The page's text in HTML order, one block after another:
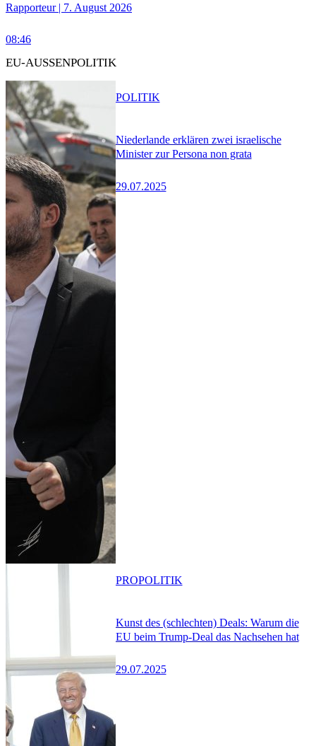
Rapporteur | 7. August 2026
08:46
EU-AUSSENPOLITIK
Niederlande erklären zwei israelische
Minister zur Persona non grata
29.07.2025
POLITIK
Kunst des (schlechten) Deals: Warum die
EU beim Trump-Deal das Nachsehen hat
29.07.2025
PROPOLITIK